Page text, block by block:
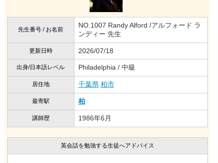
先生番号 / お名前
NO.1007 Randy Alford /アルフォード ラ
ンディー 先生
更新日時 2026/07/18
出身/日本語レベル Philadelphia / 中級
居住地 千葉県 柏市
最寄駅 柏
講師歴 1986年6月
英会話を勉強する生徒へアドバイス